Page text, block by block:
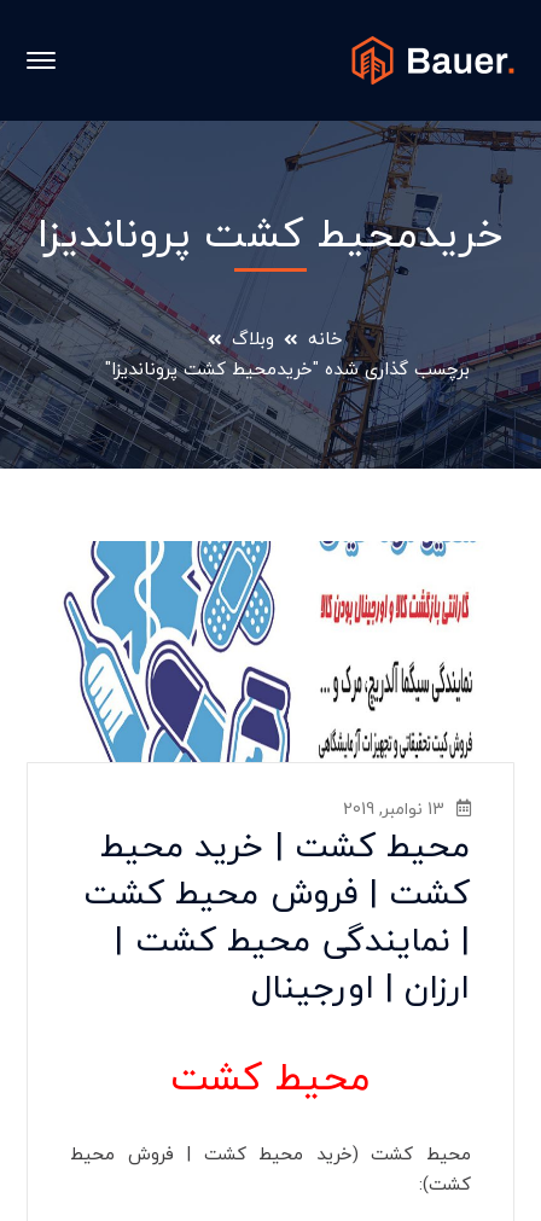
خریدمحیط کشت پروناندیزا
خانه
وبلاگ
برچسب گذاری شده "خریدمحیط کشت پروناندیزا"
13 نوامبر, 2019
محیط کشت | خرید محیط
کشت | فروش محیط کشت
| نمایندگی محیط کشت |
ارزان | اورجینال
محیط کشت
محیط کشت (خرید محیط کشت | فروش محیط
کشت):